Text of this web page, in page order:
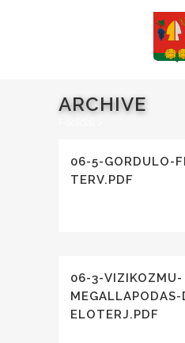
ARCHIVE
06-5-GORDULO-
TERV.PDF
06-3-VIZIKOZMU-
MEGALLAPODAS-
ELOTERJ.PDF